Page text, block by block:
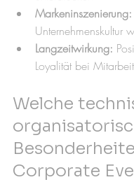
Markeninszenierung:
Unternehmenskultur
Langzeitwirkung:
Loyalität bei
Welche
Corporate